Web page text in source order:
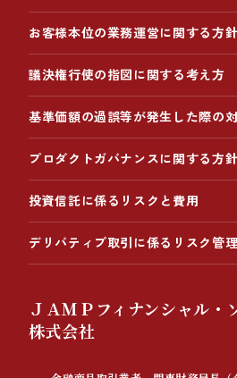
お客様本位の業務運営に関する方針
議決権行使の指図に関する考え方
基準価額の過誤等が発生した際の
プロダクトガバナンスに関する方針
投資信託に係るリスクと費用
デリバティブ取引に係るリスク管
ＪＡＭＰフィナンシャル・
株式会社